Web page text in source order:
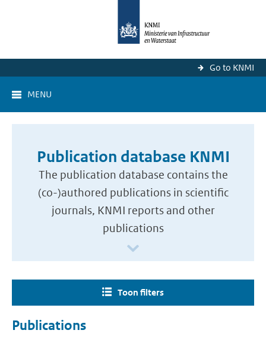
Go to KNMI
MENU
Publication database KNMI
The publication database contains the
(co-)authored publications in scientific
journals, KNMI reports and other
publications
Toon filters
Publications